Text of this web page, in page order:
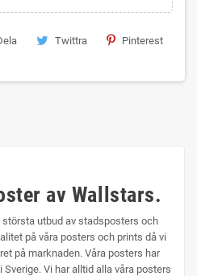
Twittra Pinterest
av Wallstars.
utbud av stadsposters och
på våra posters och prints då vi
på marknaden. Våra posters har
Vi har alltid alla våra posters